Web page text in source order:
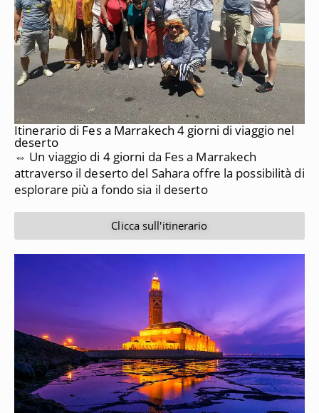
Itinerario di Fes a Marrakech 4 giorni di viaggio nel
deserto
⇔ Un viaggio di 4 giorni da Fes a Marrakech
attraverso il deserto del Sahara offre la possibilità di
esplorare più a fondo sia il deserto
Clicca sull'itinerario